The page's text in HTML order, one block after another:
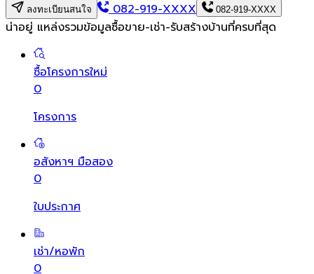
ลงทะเบียนสนใจ
082-919-XXXX 082-919-XXXX
น่าอยู่ แหล่งรวมข้อมูลซื้อขาย-เช่า-รับสร้างบ้านที่ครบที่สุด
ซื้อโครงการใหม่
0
โครงการ
อสังหาฯ มือสอง
0
ใบประกาศ
เช่า/หอพัก
0